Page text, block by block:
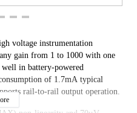
voltage instrumentation
gain from 1 to 1000 with one
in battery-powered
of 1.7mA typical
rail-to-rail output operation.